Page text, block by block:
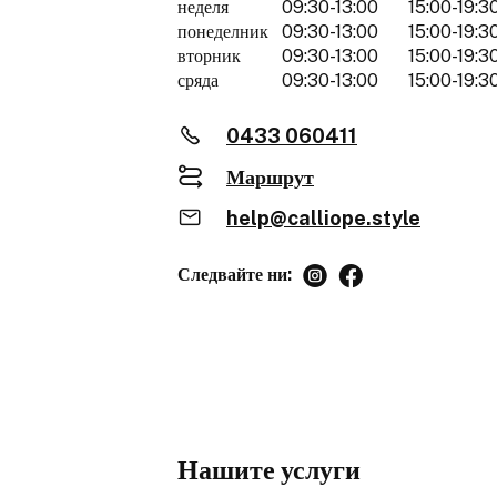
неделя 09:30-13:00
15:00-
понеделник
09:30-13:00
15:00-
вторник
09:30-13:00
15:00-
сряда
09:30-13:00 15:00-
0433 060411
Маршрут
help@calliope.style
Следвайте ни:
Нашите услуги